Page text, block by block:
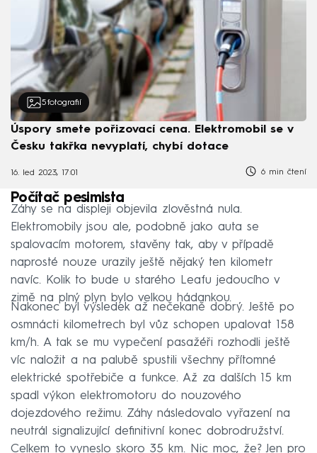
5 fotografií
Úspory smete pořizovací cena. Elektromobil se v
Česku takřka nevyplatí, chybí dotace
16. led 2023, 17:01 6 min čtení
Počítač pesimista
Záhy se na displeji objevila zlověstná nula.
Elektromobily jsou ale, podobně jako auta se
spalovacím motorem, stavěny tak, aby v případě
naprosté nouze urazily ještě nějaký ten kilometr
navíc. Kolik to bude u starého Leafu jedoucího v
zimě na plný plyn bylo velkou hádankou.
Nakonec byl výsledek až nečekaně dobrý. Ještě po
osmnácti kilometrech byl vůz schopen upalovat 158
km/h. A tak se mu vypečení pasažéři rozhodli ještě
víc naložit a na palubě spustili všechny přítomné
elektrické spotřebiče a funkce. Až za dalších 15 km
spadl výkon elektromotoru do nouzového
dojezdového režimu. Záhy následovalo vyřazení na
neutrál signalizující definitivní konec dobrodružství.
Celkem to vyneslo skoro 35 km. Nic moc, že? Jen pro